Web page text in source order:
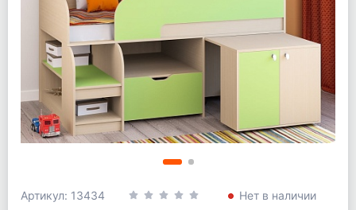
Артикул: 13434 Нет в наличии